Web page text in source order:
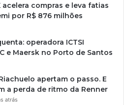
acelera compras e leva fatias
por R$ 876 milhões
operadora ICTSI
e Maersk no Porto de Santos
apertam o passo. E
a perda de ritmo da Renner
atrás